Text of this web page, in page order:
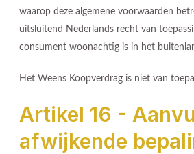
waarop deze algemene voorwaarden
uitsluitend Nederlands recht van
consument woonachtig is in het
Het Weens Koopverdrag is niet van
Artikel 16 -
afwijkende